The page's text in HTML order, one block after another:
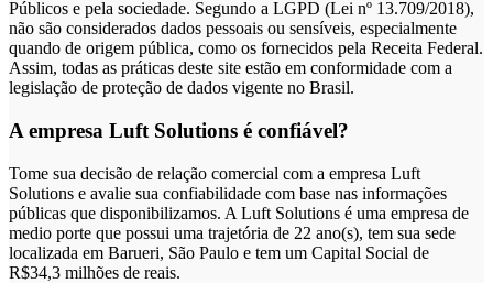
Públicos e pela sociedade. Segundo a LGPD (Lei nº 13.709/2018),
não são considerados dados pessoais ou sensíveis, especialmente
quando de origem pública, como os fornecidos pela Receita Federal.
Assim, todas as práticas deste site estão em conformidade com a
legislação de proteção de dados vigente no Brasil.
A empresa Luft Solutions é confiável?
Tome sua decisão de relação comercial com a empresa Luft
Solutions e avalie sua confiabilidade com base nas informações
públicas que disponibilizamos. A Luft Solutions é uma empresa de
medio porte que possui uma trajetória de 22 ano(s), tem sua sede
localizada em Barueri, São Paulo e tem um Capital Social de
R$34,3 milhões de reais.